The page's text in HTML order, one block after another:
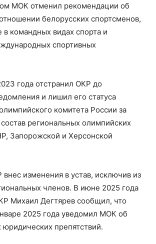
МОК отменил рекомендации об
белорусских спортсменов,
в командных видах спорта и
спортивных
года отстранил ОКР до
и лишил его статуса
комитета России за
региональных олимпийских
Запорожской и Херсонской
изменения в устав, исключив из
членов. В июне 2025 года
Михаил Дегтярев сообщил, что
2025 года уведомил МОК об
юридических препятствий.